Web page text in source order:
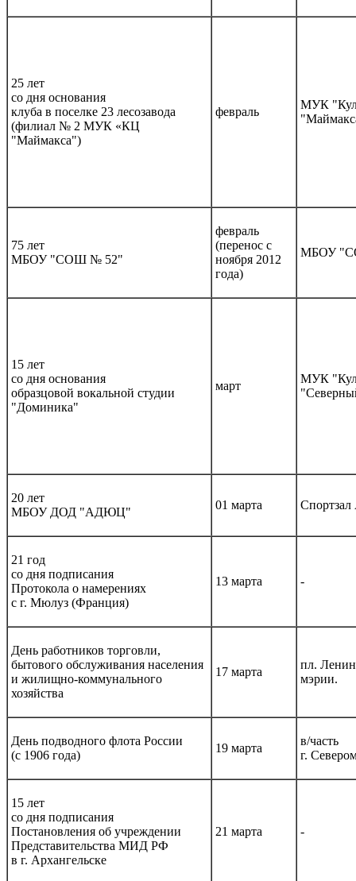
25 лет
со дня основания
клуба в поселке 23 лесозавода
(филиал № 2 МУК «КЦ
"Маймакса")
февраль
МУК
75 лет
МБОУ "СОШ № 52"
февраль
(перенос с
ноября 2012
года)
МБОУ
15 лет
со дня основания
образцовой вокальной студии
"Доминика"
март
МУК
20 лет
МБОУ ДОД "АДЮЦ"
01 марта
21 год
со дня подписания
Протокола о намерениях
с г. Мюлуз (Франция)
13 марта -
День работников торговли,
бытового обслуживания населения
и жилищно-коммунального
хозяйства
17 марта
пл.
мэрии.
День подводного флота России
(с 1906 года)
19 марта
в/часть
г.
15 лет
со дня подписания
Постановления об учреждении
Представительства МИД РФ
в г. Архангельске
21 марта -